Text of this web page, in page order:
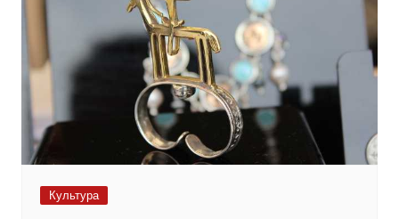
Культура